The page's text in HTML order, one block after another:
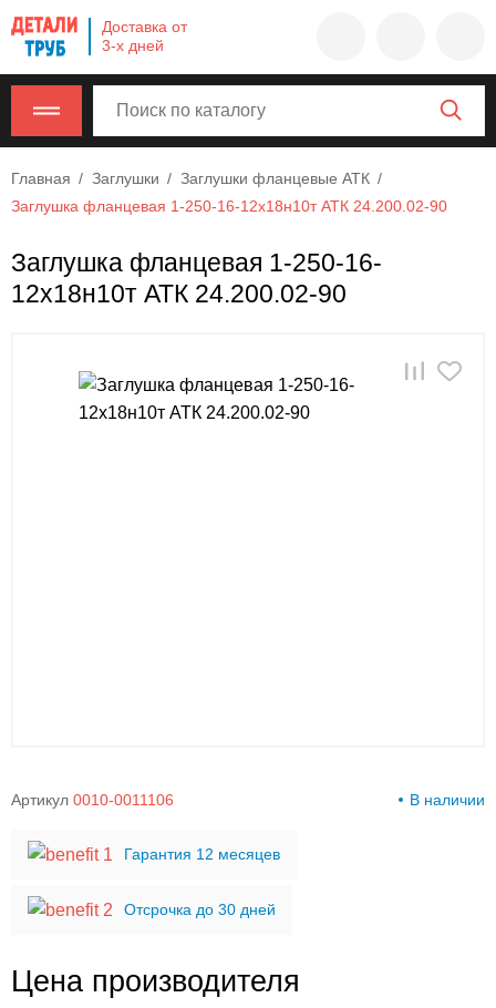
Доставка от
3-х дней
Главная Заглушки
Заглушки фланцевые АТК
Заглушка фланцевая 1-250-16-12х18н10т АТК 24.200.02-90
Заглушка фланцевая 1-250-16-
12х18н10т АТК 24.200.02-90
Артикул 0010-0011106 В наличии
Гарантия 12 месяцев
Отсрочка до 30 дней
Цена производителя
Company
name
620000,
Москва,
ул.
Калужская,
info@example.com